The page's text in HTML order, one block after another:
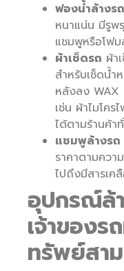
ฟองน้ำล้างรถ
หนาแน่น มีรูพ
แชมพูหรือโฟ
ผ้าเช็ดรถ ผ้า
สำหรับเช็ดน้ำ
หลังลง WAX
เช่น ผ้าไมโคร
ได้ตามร้านค้า
แชมพูล้างรถ
ราคาตามควา
ไปถึงมีสารเค
อุปกรณ์ล้
เจ้าของ
ทรัพย์สา